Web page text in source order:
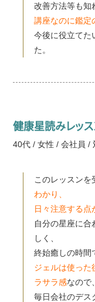
改善方法等も知
講座なのに鑑定
今後に役立てた
た。
健康星読みレッ
40代 / 女性 / 会社員 /
このレッスンを
わかり、
日々注意する点
自分の星座に合
しく、
終始癒しの時間
ジェルは使った
ラサラ感なので、
毎日会社のデス